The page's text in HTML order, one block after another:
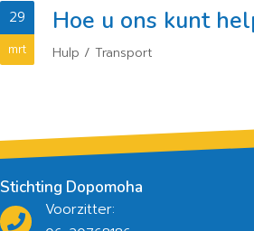
29
mrt
Hoe u ons kunt
Hulp / Transport
Stichting Dopomoha
Voorzitter: